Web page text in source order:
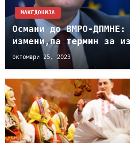
МАКЕДОНИЈА
Османи до ВМРО-ДПМНЕ:
измени,па термин за
октомври 25, 2023